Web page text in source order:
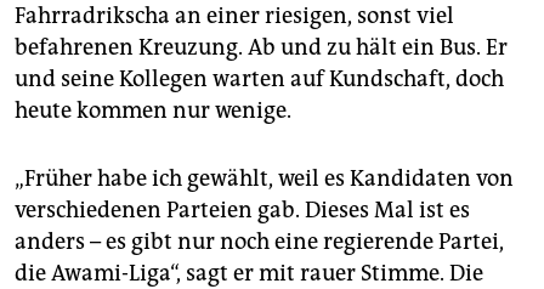
Fahrradrikscha an einer riesigen, sonst viel
befahrenen Kreuzung. Ab und zu hält ein Bus. Er
und seine Kollegen warten auf Kundschaft, doch
heute kommen nur wenige.
„Früher habe ich gewählt, weil es Kandidaten von
verschiedenen Parteien gab. Dieses Mal ist es
anders – es gibt nur noch eine regierende Partei,
die Awami-Liga“, sagt er mit rauer Stimme. Die